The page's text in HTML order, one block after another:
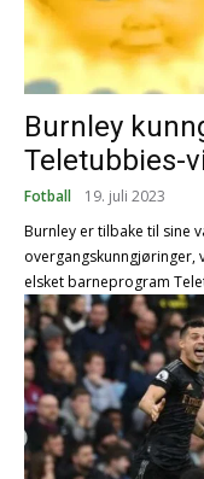
Burnley
Teletubbies-
Fotball 19. juli 2023
Burnley er tilbake til sine
overgangskunngjøringer,
elsket barneprogram